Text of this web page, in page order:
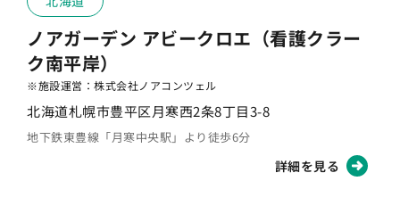
ノアガーデン アビークロエ（看護クラー
ク南平岸）
※施設運営：株式会社ノアコンツェル
北海道札幌市豊平区月寒西2条8丁目3-8
地下鉄東豊線「月寒中央駅」より徒歩6分
詳細を見る